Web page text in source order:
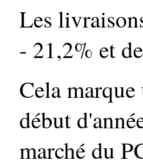
Les
- 21,2% et
Cela
début
marché du